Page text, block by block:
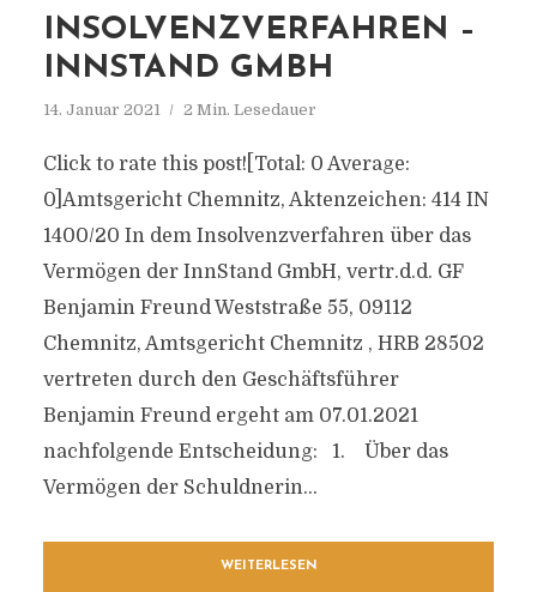
INSOLVENZVERFAHREN –
INNSTAND GMBH
14. Januar 2021 2 Min. Lesedauer
Click to rate this post![Total: 0 Average:
0]Amtsgericht Chemnitz, Aktenzeichen: 414 IN
1400/20 In dem Insolvenzverfahren über das
Vermögen der InnStand GmbH, vertr.d.d. GF
Benjamin Freund Weststraße 55, 09112
Chemnitz, Amtsgericht Chemnitz , HRB 28502
vertreten durch den Geschäftsführer
Benjamin Freund ergeht am 07.01.2021
nachfolgende Entscheidung: 1. Über das
Vermögen der Schuldnerin...
WEITERLESEN